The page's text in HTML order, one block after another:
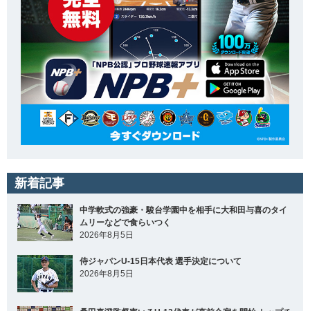
新着記事
中学軟式の強豪・駿台学園中を相手に大和田与喜のタイ
ムリーなどで食らいつく
2026年8月5日
侍ジャパンU-15日本代表 選手決定について
2026年8月5日